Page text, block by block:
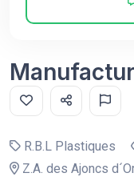
R.B.L Plastiques
Z.A. des Ajoncs